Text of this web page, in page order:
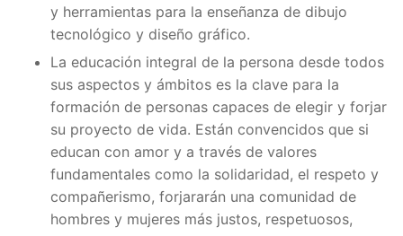
y herramientas para la enseñanza de dibujo
tecnológico y diseño gráfico.
La educación integral de la persona desde todos
sus aspectos y ámbitos es la clave para la
formación de personas capaces de elegir y forjar
su proyecto de vida. Están convencidos que si
educan con amor y a través de valores
fundamentales como la solidaridad, el respeto y
compañerismo, forjararán una comunidad de
hombres y mujeres más justos, respetuosos,